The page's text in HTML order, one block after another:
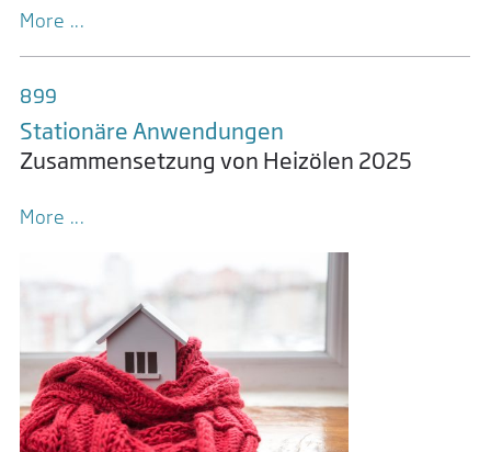
More ...
899
Stationäre Anwendungen
Zusammensetzung von Heizölen 2025
More ...